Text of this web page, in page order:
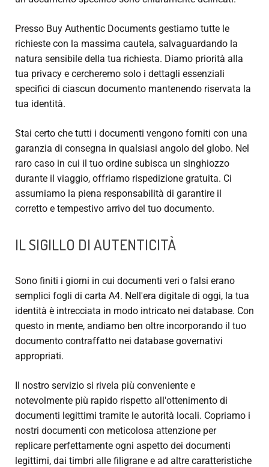
Presso Buy Authentic Documents gestiamo tutte le
richieste con la massima cautela, salvaguardando la
natura sensibile della tua richiesta. Diamo priorità alla
tua privacy e cercheremo solo i dettagli essenziali
specifici di ciascun documento mantenendo riservata la
tua identità.
Stai certo che tutti i documenti vengono forniti con una
garanzia di consegna in qualsiasi angolo del globo. Nel
raro caso in cui il tuo ordine subisca un singhiozzo
durante il viaggio, offriamo rispedizione gratuita. Ci
assumiamo la piena responsabilità di garantire il
corretto e tempestivo arrivo del tuo documento.
IL SIGILLO DI AUTENTICITÀ
Sono finiti i giorni in cui documenti veri o falsi erano
semplici fogli di carta A4. Nell'era digitale di oggi, la tua
identità è intrecciata in modo intricato nei database. Con
questo in mente, andiamo ben oltre incorporando il tuo
documento contraffatto nei database governativi
appropriati.
Il nostro servizio si rivela più conveniente e
notevolmente più rapido rispetto all'ottenimento di
documenti legittimi tramite le autorità locali. Copriamo i
nostri documenti con meticolosa attenzione per
replicare perfettamente ogni aspetto dei documenti
legittimi, dai timbri alle filigrane e ad altre caratteristiche